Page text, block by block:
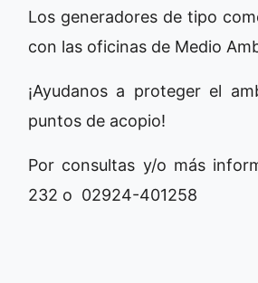
Los generadores de tipo
con las oficinas de Medio
¡Ayudanos a proteger el
puntos de acopio!
Por consultas y/o más
232 o 02924-401258